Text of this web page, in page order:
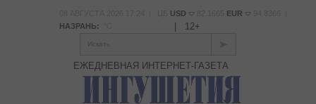
USD EUR
НАЗРАНЬ:
12+
Искать
ЕЖЕДНЕВНАЯ ИНТЕРНЕТ-ГАЗЕТА